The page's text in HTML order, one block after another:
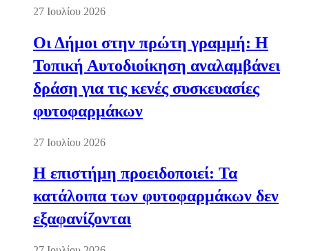
27 Ιουλίου 2026
Οι Δήμοι στην πρώτη γραμμή: Η
Τοπική Αυτοδιοίκηση αναλαμβάνει
δράση για τις κενές συσκευασίες
φυτοφαρμάκων
27 Ιουλίου 2026
Η επιστήμη προειδοποιεί: Τα
κατάλοιπα των φυτοφαρμάκων δεν
εξαφανίζονται